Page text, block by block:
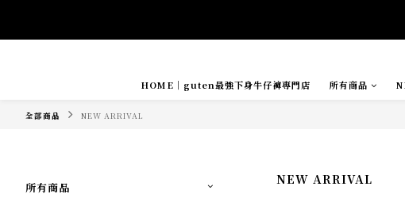
HOME｜guten最強下身牛仔褲專門店
所有商品
全部商品 NEW ARRIVAL
所有商品
NEW ARRIVAL